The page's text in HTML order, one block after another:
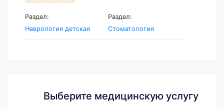
Раздел:
Неврология детская
Раздел:
Стоматология
Выберите медицинскую услугу